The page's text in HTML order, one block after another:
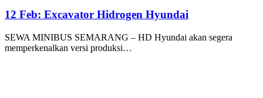
12 Feb: Excavator Hidrogen Hyundai
SEWA MINIBUS SEMARANG – HD Hyundai akan segera
memperkenalkan versi produksi…